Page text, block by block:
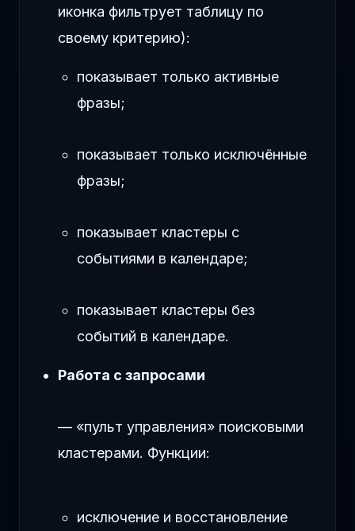
иконка фильтрует таблицу по
своему критерию):
показывает только активные
фразы;
показывает только исключённые
фразы;
показывает кластеры с
событиями в календаре;
показывает кластеры без
событий в календаре.
Работа с запросами
— «пульт управления» поисковыми
кластерами. Функции:
исключение и восстановление